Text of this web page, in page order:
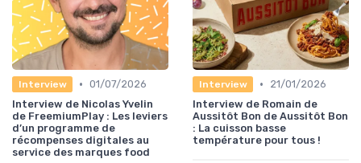
Interview • 01/07/2026
Interview de Nicolas Yvelin
de FreemiumPlay : Les leviers
d’un programme de
récompenses digitales au
service des marques food
Interview •
21/01/2026
Interview de Romain de
Aussitôt Bon de Aussitôt Bon
: La cuisson basse
température pour tous !